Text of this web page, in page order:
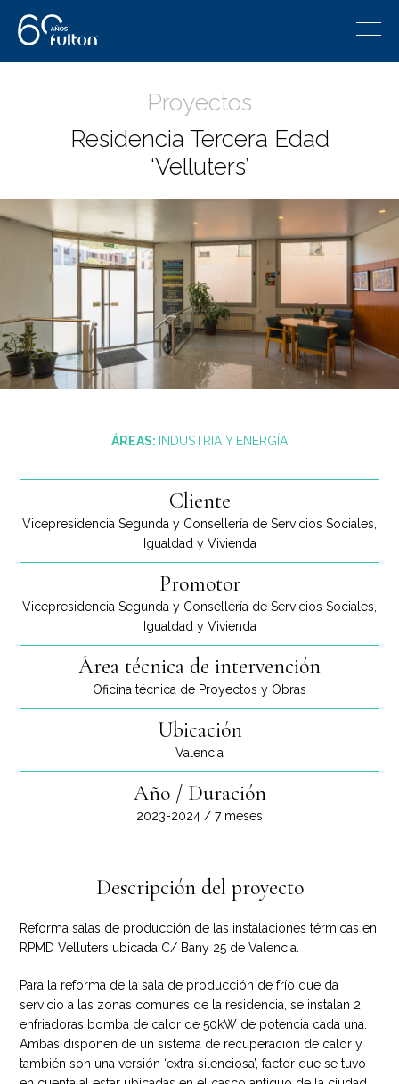
Proyectos
Residencia Tercera Edad
‘Velluters’
ÁREAS: INDUSTRIA Y ENERGÍA
Cliente
Vicepresidencia Segunda y Consellería de Servicios Sociales,
Igualdad y Vivienda
Promotor
Vicepresidencia Segunda y Consellería de Servicios Sociales,
Igualdad y Vivienda
Área técnica de intervención
Oficina técnica de Proyectos y Obras
Ubicación
Valencia
Año / Duración
2023-2024 / 7 meses
Descripción del proyecto
Reforma salas de producción de las instalaciones térmicas en
RPMD Velluters ubicada C/ Bany 25 de Valencia.
Para la reforma de la sala de producción de frío que da
servicio a las zonas comunes de la residencia, se instalan 2
enfriadoras bomba de calor de 50kW de potencia cada una.
Ambas disponen de un sistema de recuperación de calor y
también son una versión ‘extra silenciosa’, factor que se tuvo